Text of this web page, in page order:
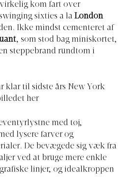
kom fart over
sixties a la London
Ikke mindst cementeret af
, som stod bag miniskørtet,
steppebrand rundtom i
klar til sidste års New York
her
med tøj,
lysere farver og
De bevægede sig væk fra
ved at bruge mere enkle
linjer, og idealkroppen